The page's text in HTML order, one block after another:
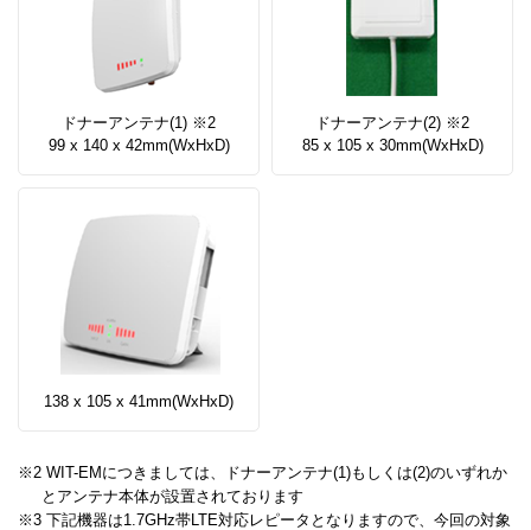
ドナーアンテナ(1) ※2
99 x 140 x 42mm(WxHxD)
ドナーアンテナ(2) ※2
85 x 105 x 30mm(WxHxD)
138 x 105 x 41mm(WxHxD)
※2 WIT-EMにつきましては、ドナーアンテナ(1)もしくは(2)のいずれか
とアンテナ本体が設置されております
※3 下記機器は1.7GHz帯LTE対応レピータとなりますので、今回の対象